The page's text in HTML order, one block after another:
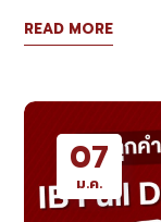
READ MORE
07
ม.ค.